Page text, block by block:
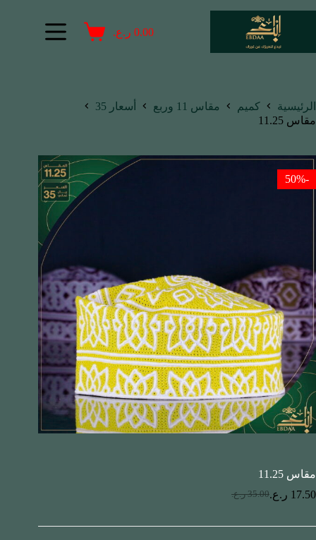
0.00 ر.ع.
الرئيسية كميم مقاس 11 وربع
أسعار 35
مقاس 11.25
-50%
مقاس 11.25
35.00 ر.ع. 17.50 ر.ع.